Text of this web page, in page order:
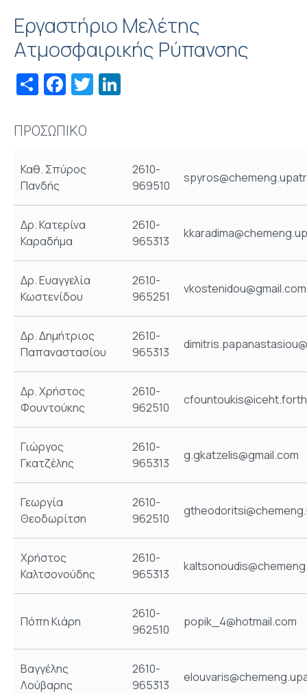
Εργαστήριο Μελέτης
Ατμοσφαιρικής Ρύπανσης
ShareFacebook
Twitter
ΠΡΟΣΩΠΙΚΟ
Καθ. Σπύρος
Πανδής
2610-
969510
Δρ. Κατερίνα
Καραδήμα
2610-
965313
Δρ. Ευαγγελία
Κωστενίδου
2610-
965251
vkostenidou@gmail.com
Δρ. Δημήτριος
Παπαναστασίου
2610-
965313
Δρ. Χρήστος
Φουντούκης
2610-
962510
Γιώργος
Γκατζέλης
2610-
965313
g.gkatzelis@gmail.com
Γεωργία
Θεοδωρίτση
2610-
962510
Χρήστος
Καλτσονούδης
2610-
965313
Πόπη Κιάρη
2610-
962510
popik_4@hotmail.com
Βαγγέλης
Λούβαρης
2610-
965313